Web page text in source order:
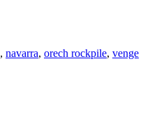
, navarra, orech rockpile, venge